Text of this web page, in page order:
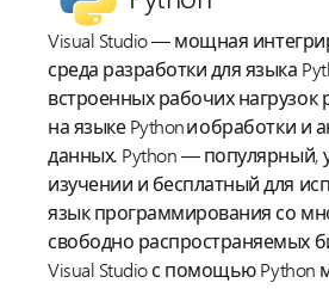
Visual Studio — мощная
среда разработки для языка
встроенных рабочих нагрузок
на языке Python и обработки и
данных. Python — популярный,
изучении и бесплатный для
язык программирования со
свободно распространяемых
Visual Studio с помощью Python